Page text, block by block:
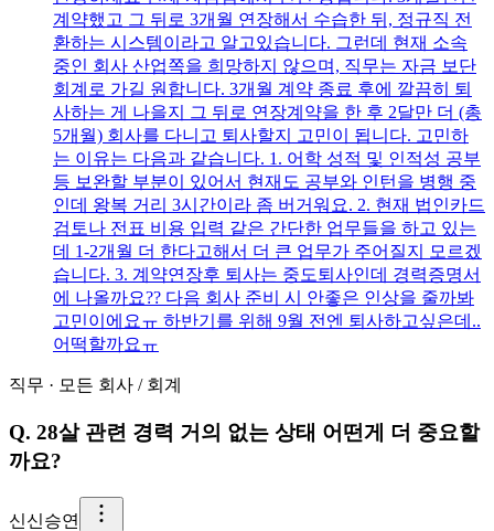
계약했고 그 뒤로 3개월 연장해서 수습한 뒤, 정규직 전
환하는 시스템이라고 알고있습니다. 그런데 현재 소속
중인 회사 산업쪽을 희망하지 않으며, 직무는 자금 보단
회계로 가길 원합니다. 3개월 계약 종료 후에 깔끔히 퇴
사하는 게 나을지 그 뒤로 연장계약을 한 후 2달만 더 (총
5개월) 회사를 다니고 퇴사할지 고민이 됩니다. 고민하
는 이유는 다음과 같습니다. 1. 어학 성적 및 인적성 공부
등 보완할 부분이 있어서 현재도 공부와 인턴을 병행 중
인데 왕복 거리 3시간이라 좀 버거워요. 2. 현재 법인카드
검토나 전표 비용 입력 같은 간단한 업무들을 하고 있는
데 1-2개월 더 한다고해서 더 큰 업무가 주어질지 모르겠
습니다. 3. 계약연장후 퇴사는 중도퇴사인데 경력증명서
에 나올까요?? 다음 회사 준비 시 안좋은 인상을 줄까봐
고민이에요ㅠ 하반기를 위해 9월 전엔 퇴사하고싶은데..
어떡할까요ㅠ
직무 · 모든 회사 / 회계
Q. 28살 관련 경력 거의 없는 상태 어떤게 더 중요할
까요?
신신승연